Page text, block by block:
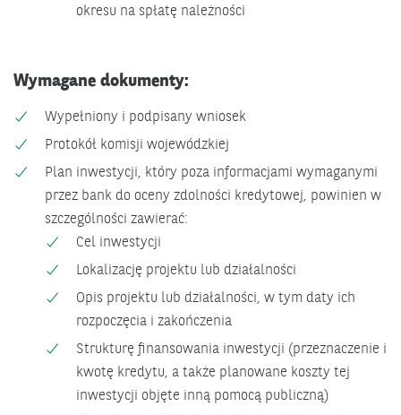
okresu na spłatę należności
Wymagane dokumenty:
Wypełniony i podpisany wniosek
Protokół komisji wojewódzkiej
Plan inwestycji, który poza informacjami wymaganymi
przez bank do oceny zdolności kredytowej, powinien w
szczególności zawierać:
Cel inwestycji
Lokalizację projektu lub działalności
Opis projektu lub działalności, w tym daty ich
rozpoczęcia i zakończenia
Strukturę finansowania inwestycji (przeznaczenie i
kwotę kredytu, a także planowane koszty tej
inwestycji objęte inną pomocą publiczną)